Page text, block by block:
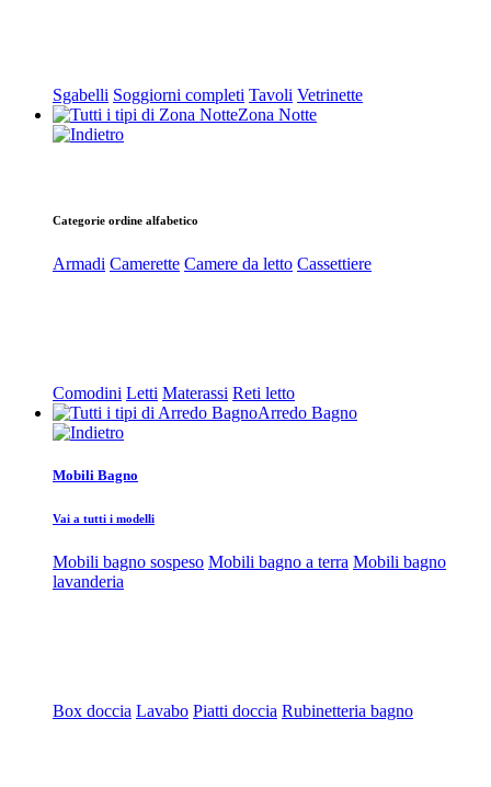
Sgabelli Soggiorni completi Tavoli Vetrinette
Zona Notte
Categorie ordine alfabetico
Armadi Camerette Camere da letto Cassettiere
Comodini Letti Materassi Reti letto
Arredo Bagno
Mobili Bagno
Vai a tutti i modelli
Mobili bagno sospeso Mobili bagno a terra Mobili bagno
lavanderia
Box doccia Lavabo Piatti doccia Rubinetteria bagno